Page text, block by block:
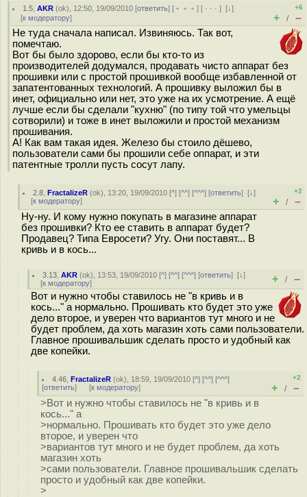
1.5 ,AKR (ok), 12:50, 19/09/2010 [ответить] [ ﹢﹢﹢] [ · · ·][↓]
[к модератору]
+6
+ / –
Не туда сначала написал. Извиняюсь. Так вот,
помечтаю.
Вот бы было здорово, если бы кто-то из
производителей додумался, продавать чисто аппарат без
прошивки или с простой прошивкой вообще избавленной от
запатентованных технологий. А прошивку выложил бы в
инет, официально или нет, это уже на их усмотрение. А ещё
лучше если бы сделали "кухню" (по типу той что умельцы
сотворили) и тоже в инет выложили и простой механизм
прошивания.
А! Как вам такая идея. Железо бы стоило дёшево,
пользователи сами бы прошили себе оппарат, и эти
патентные тролли пусть сосут лапу.
2.8 ,FractalizeR (ok), 13:20, 19/09/2010 [^] [^^] [^^^] [ответить][↓]
[к модератору]
+2
+ / –
Ну-ну. И кому нужно покупать в магазине аппарат
без прошивки? Кто ее ставить в аппарат будет?
Продавец? Типа Евросети? Угу. Они поставят... В
кривь и в кось...
3.13 ,AKR (ok), 13:53, 19/09/2010 [^] [^^] [^^^] [ответить][↓]
[к модератору] + / –
Вот и нужно чтобы ставилось не "в кривь и в
кось..." а нормально. Прошивать кто будет это уже
дело второе, и уверен что вариантов тут много и не
будет проблем, да хоть магазин хоть сами пользователи.
Главное прошивальшик сделать просто и удобный как
две копейки.
4.46 ,FractalizeR (ok), 18:59, 19/09/2010 [^] [^^] [^^^]
[ответить] [к модератору]
+2
+ / –
>Вот и нужно чтобы ставилось не "в кривь и в
кось..." а
>нормально. Прошивать кто будет это уже дело
второе, и уверен что
>вариантов тут много и не будет проблем, да хоть
магазин хоть
>сами пользователи. Главное прошивальшик сделать
просто и удобный как две копейки.
>